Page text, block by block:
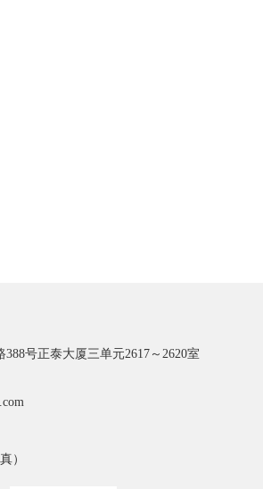
号正泰大厦三单元2617～2620室
）